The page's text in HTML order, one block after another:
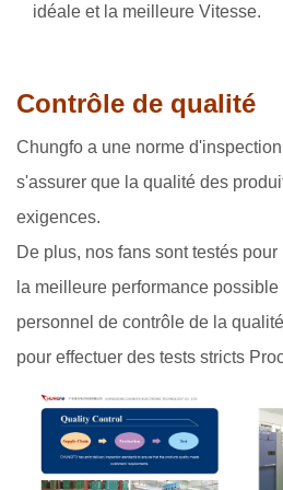
idéale et la meilleure Vitesse.
Contrôle de qualité
Chungfo a une norme
s'assurer que la qualité des
exigences.
De plus, nos fans sont testés
la meilleure performance
personnel de contrôle de la
pour effectuer des tests stricts